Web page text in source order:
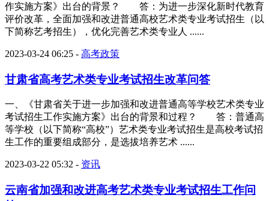
作实施方案》出台的背景？ 答：为进一步深化新时代教育
评价改革，全面加强和改进普通高校艺术类专业考试招生（以
下简称艺考招生），优化完善艺术类专业人 ......
2023-03-24 06:25 - 高考政策
甘肃省高考艺术类专业考试招生改革问答
一、《甘肃省关于进一步加强和改进普通高等学校艺术类专业
考试招生工作实施方案》出台的背景和过程？ 答：普通高
等学校（以下简称“高校”）艺术类专业考试招生是高校考试招
生工作的重要组成部分，是选拔培养艺术 ......
2023-03-22 05:32 - 资讯
云南省加强和改进高考艺术类专业考试招生工作问